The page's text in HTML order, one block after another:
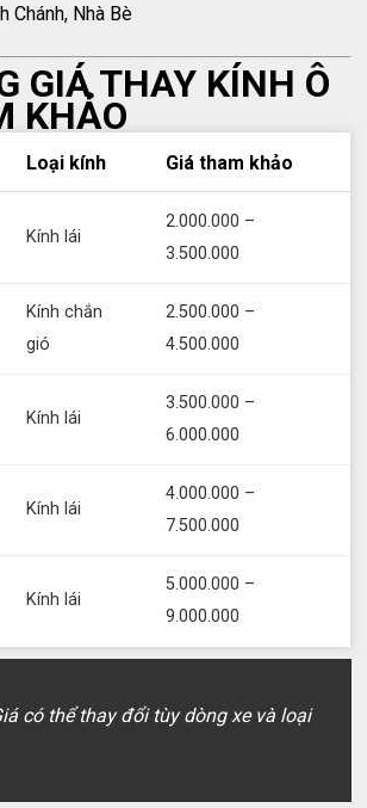
Chánh, Nhà Bè
GIÁ THAY KÍNH Ô
KHẢO
Loại kính Giá tham khảo
Kính lái
2.000.000 –
3.500.000
Kính chắn
gió
2.500.000 –
4.500.000
Kính lái
3.500.000 –
6.000.000
Kính lái
4.000.000 –
7.500.000
Kính lái
5.000.000 –
9.000.000
có thể thay đổi tùy dòng xe và loại